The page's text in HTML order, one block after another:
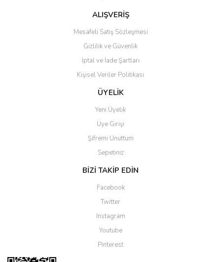
Bu ürüne benzer farklı alternatifler olmalı.
Gönder
ALIŞVERİŞ
Mesafeli Satış Sözleşmesi
Gizlilik ve Güvenlik
İptal ve İade Şartları
Kişisel Veriler Politikası
ÜYELİK
Yeni Üyelik
Üye Girişi
Şifremi Unuttum
Sepetiniz
BİZİ TAKİP EDİN
Facebook
Twitter
Instagram
Youtube
Pinterest